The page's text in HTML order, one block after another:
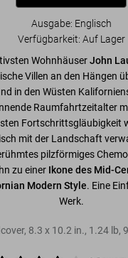
Ausgabe: Englisch
Verfügbarkeit: Auf Lager
WohnhäuserJohn
Villen an den Hängen
in den Wüsten
Raumfahrtzeitalter
Fortschrittsgläubigkeit
mit der Landschaft
pilzförmiges
zu einer Ikone des Mid-
Modern Style. Eine
Werk.
, 8.3 x 10.2 in., 1.24 lb,